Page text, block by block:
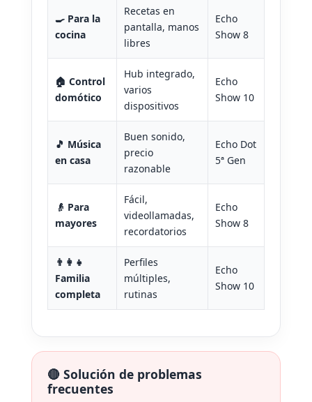
🍳 Para la
cocina
Recetas en
pantalla, manos
libres
Echo
Show 8
🏠 Control
domótico
Hub integrado,
varios
dispositivos
Echo
Show 10
🎵 Música
en casa
Buen sonido,
precio
razonable
Echo Dot
5ª Gen
👴 Para
mayores
Fácil,
videollamadas,
recordatorios
Echo
Show 8
👨‍👩‍👧
Familia
completa
Perfiles
múltiples,
rutinas
Echo
Show 10
🔴 Solución de problemas
frecuentes